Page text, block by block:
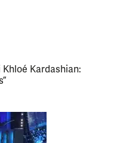
Kardashian: